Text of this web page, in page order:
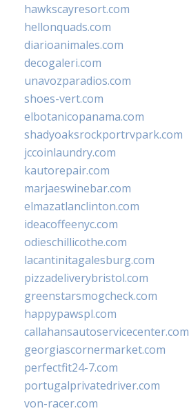
hawkscayresort.com
hellonquads.com
diarioanimales.com
decogaleri.com
unavozparadios.com
shoes-vert.com
elbotanicopanama.com
shadyoaksrockportrvpark.com
jccoinlaundry.com
kautorepair.com
marjaeswinebar.com
elmazatlanclinton.com
ideacoffeenyc.com
odieschillicothe.com
lacantinitagalesburg.com
pizzadeliverybristol.com
greenstarsmogcheck.com
happypawspl.com
callahansautoservicecenter.com
georgiascornermarket.com
perfectfit24-7.com
portugalprivatedriver.com
von-racer.com